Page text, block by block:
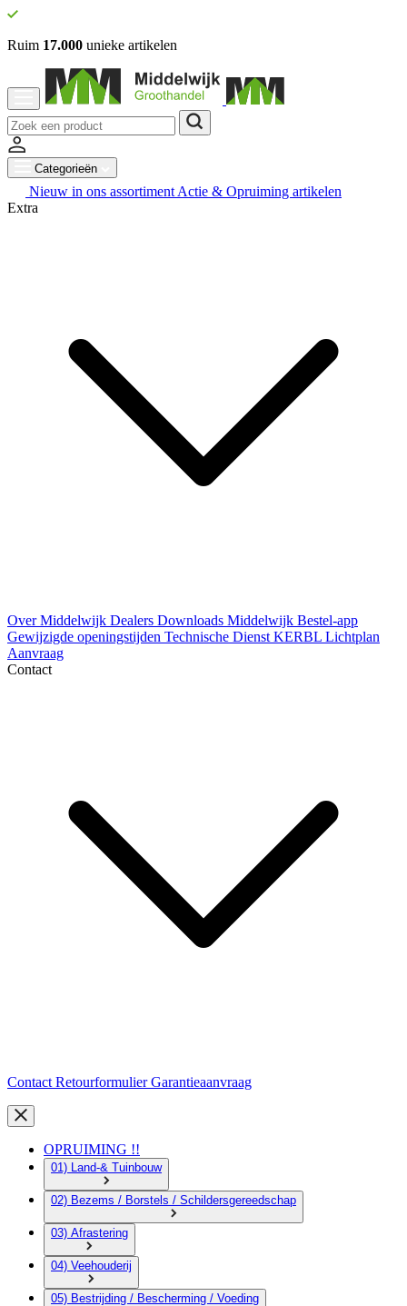
Ruim 17.000 unieke artikelen
Categorieën
Nieuw in ons assortiment Actie & Opruiming artikelen
Extra
Over Middelwijk Dealers Downloads Middelwijk Bestel-app
Gewijzigde openingstijden Technische Dienst KERBL Lichtplan
Aanvraag
Contact
Contact RetourformulierGarantieaanvraag
OPRUIMING !!
01) Land-& Tuinbouw
02) Bezems / Borstels / Schildersgereedschap
03) Afrastering
04) Veehouderij
05) Bestrijding / Bescherming / Voeding